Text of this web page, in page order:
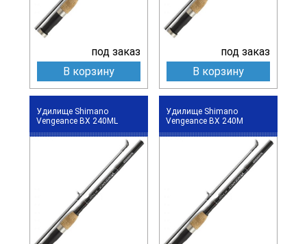
под заказ
В корзину
под заказ
В корзину
Удилище Shimano
Vengeance BX 240ML
Удилище Shimano
Vengeance BX 240M